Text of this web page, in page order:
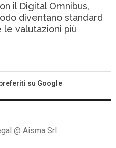
il Digital Omnibus,
diventano standard
le valutazioni più
su Google
@ Aisma Srl